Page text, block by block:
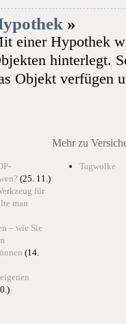
»
einer Hypothek
hinterlegt.
Objekt verfügen
(25. 11.)
für
man
– wie Sie
(14.
Mehr zu
Tagwolke